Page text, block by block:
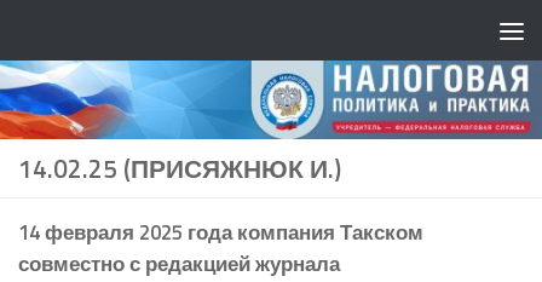
14.02.25 (ПРИСЯЖНЮК И.)
14 февраля 2025 года компания Такском
совместно с редакцией журнала